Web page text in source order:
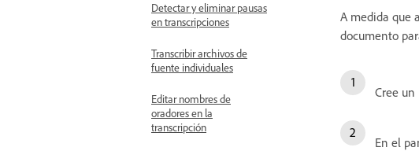
Detectar y eliminar pausas
en transcripciones
Transcribir archivos de
fuente individuales
Editar nombres de
oradores en la
transcripción
A medida que
documento
Cree
En el